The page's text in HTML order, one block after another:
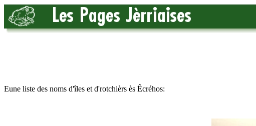
Eune liste des noms d'îles et d'rotchièrs ès Êcréhos: